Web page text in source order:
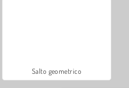
Salto geometrico